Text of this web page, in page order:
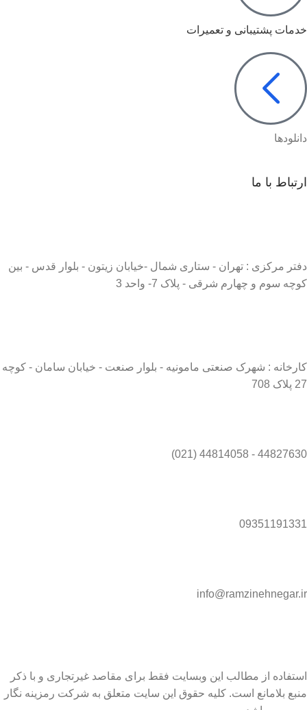
خدمات پشتیبانی و تعمیرات
دانلودها
ارتباط با ما
دفتر مرکزی : تهران - ستاری شمال -خیابان زیتون - بلوار قدس - بین
کوچه سوم و چهارم شرقی - پلاک 7- واحد 3
کارخانه : شهرک صنعتی مامونیه - بلوار صنعت - خیابان سامان - کوچه
27 پلاک 708
44827630 - 44814058 (021)
09351191331
info@ramzinehnegar.ir
استفاده از مطالب این وبسایت فقط برای مقاصد غیرتجاری و با ذکر
منبع بلامانع است. کلیه حقوق این سایت متعلق به شرکت رمزینه نگار